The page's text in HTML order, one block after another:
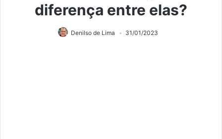
diferença entre elas?
Denilso de Lima 31/01/2023